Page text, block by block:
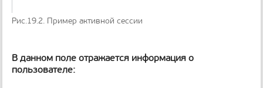
Рис.19.2. Пример активной сессии
В данном поле отражается информация о
пользователе: